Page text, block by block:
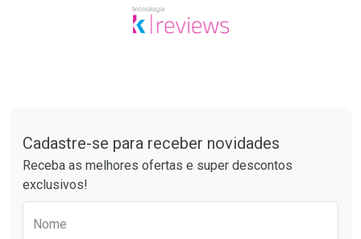
Cadastre-se para receber novidades
Receba as melhores ofertas e super descontos
exclusivos!
Nome